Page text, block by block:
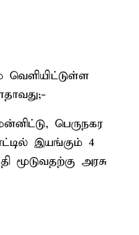
வெளியிட்டுள்ள
பெருநகர
இயங்கும் 4
மூடுவதற்கு அரசு